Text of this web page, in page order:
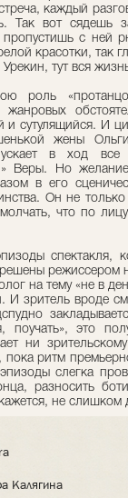
каждый
Так вот сядешь
с ней
красотки, так
Урекин, тут вся
роль
жанровых
и сутулящийся. И
жены
в ход все
Веры. Но
в его
Он не
что по
спектакля,
режиссером
на тему «не в
И зритель вроде
поучать», это
ни
пока ритм
слегка
разносить
не слишком
Калягина